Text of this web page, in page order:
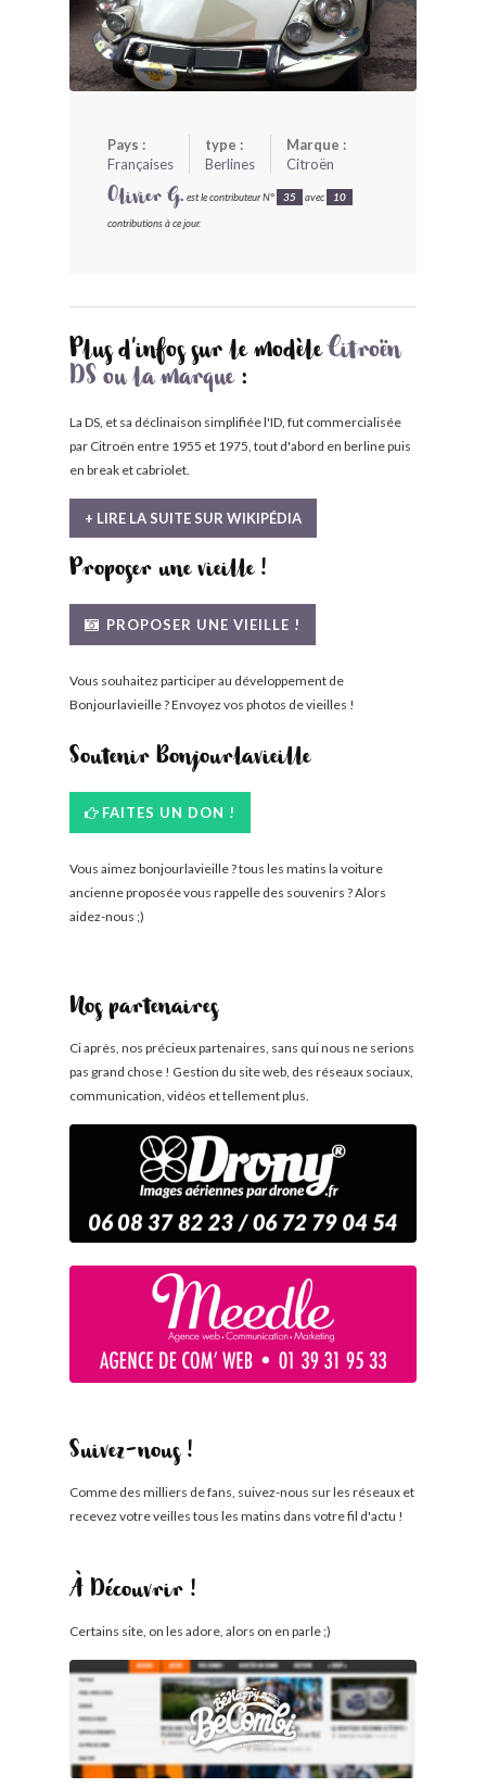
Pays :
Françaises
type :
Berlines
Marque :
Citroën
Olivier G. est le contributeur N° 35 avec 10
contributions à ce jour.
Plus d'infos sur le modèleCitroën
DS ou la marque:
La DS, et sa déclinaison simplifiée l'ID, fut commercialisée
par Citroën entre 1955 et 1975, tout d'abord en berline puis
en break et cabriolet.
+ LIRE LA SUITE SUR WIKIPÉDIA
Proposer une vieille !
PROPOSER UNE VIEILLE !
Vous souhaitez participer au développement de
Bonjourlavieille ? Envoyez vos photos de vieilles !
Soutenir Bonjourlavieille
FAITES UN DON !
Vous aimez bonjourlavieille ? tous les matins la voiture
ancienne proposée vous rappelle des souvenirs ? Alors
aidez-nous ;)
Nos partenaires
Ci après, nos précieux partenaires, sans qui nous ne serions
pas grand chose ! Gestion du site web, des réseaux sociaux,
communication, vidéos et tellement plus.
Suivez-nous !
Comme des milliers de fans, suivez-nous sur les réseaux et
recevez votre veilles tous les matins dans votre fil d'actu !
À Découvrir !
Certains site, on les adore, alors on en parle ;)